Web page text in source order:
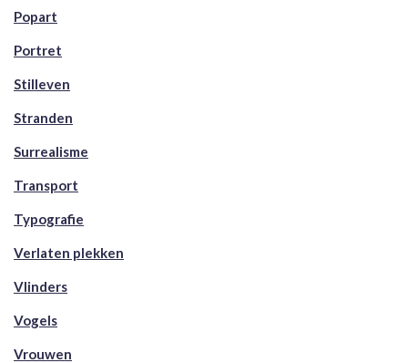
Popart
Portret
Stilleven
Stranden
Surrealisme
Transport
Typografie
Verlaten plekken
Vlinders
Vogels
Vrouwen